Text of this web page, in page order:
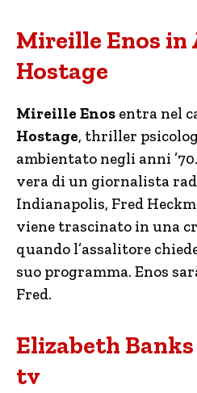
Mireille Enos in
Hostage
Mireille Enos entra nel
Hostage, thriller
ambientato negli anni
vera di un giornalista
Indianapolis, Fred
viene trascinato in una
quando l’assalitore
suo programma. Enos
Fred.
Elizabeth
tv